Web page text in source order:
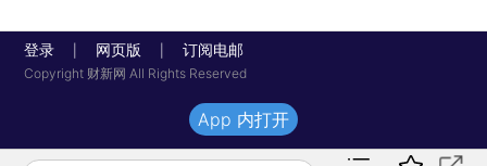
登录 网页版 订阅电邮
Copyright 财新网 All Rights Reserved
App 内打开